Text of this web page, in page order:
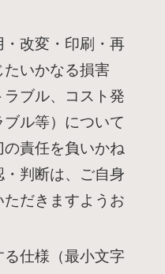
改変・印刷・再
いかなる損害
ラブル、コスト発
ル等）について
責任を負いかね
・判断は、ご自身
だきますようお
仕様（最小文字